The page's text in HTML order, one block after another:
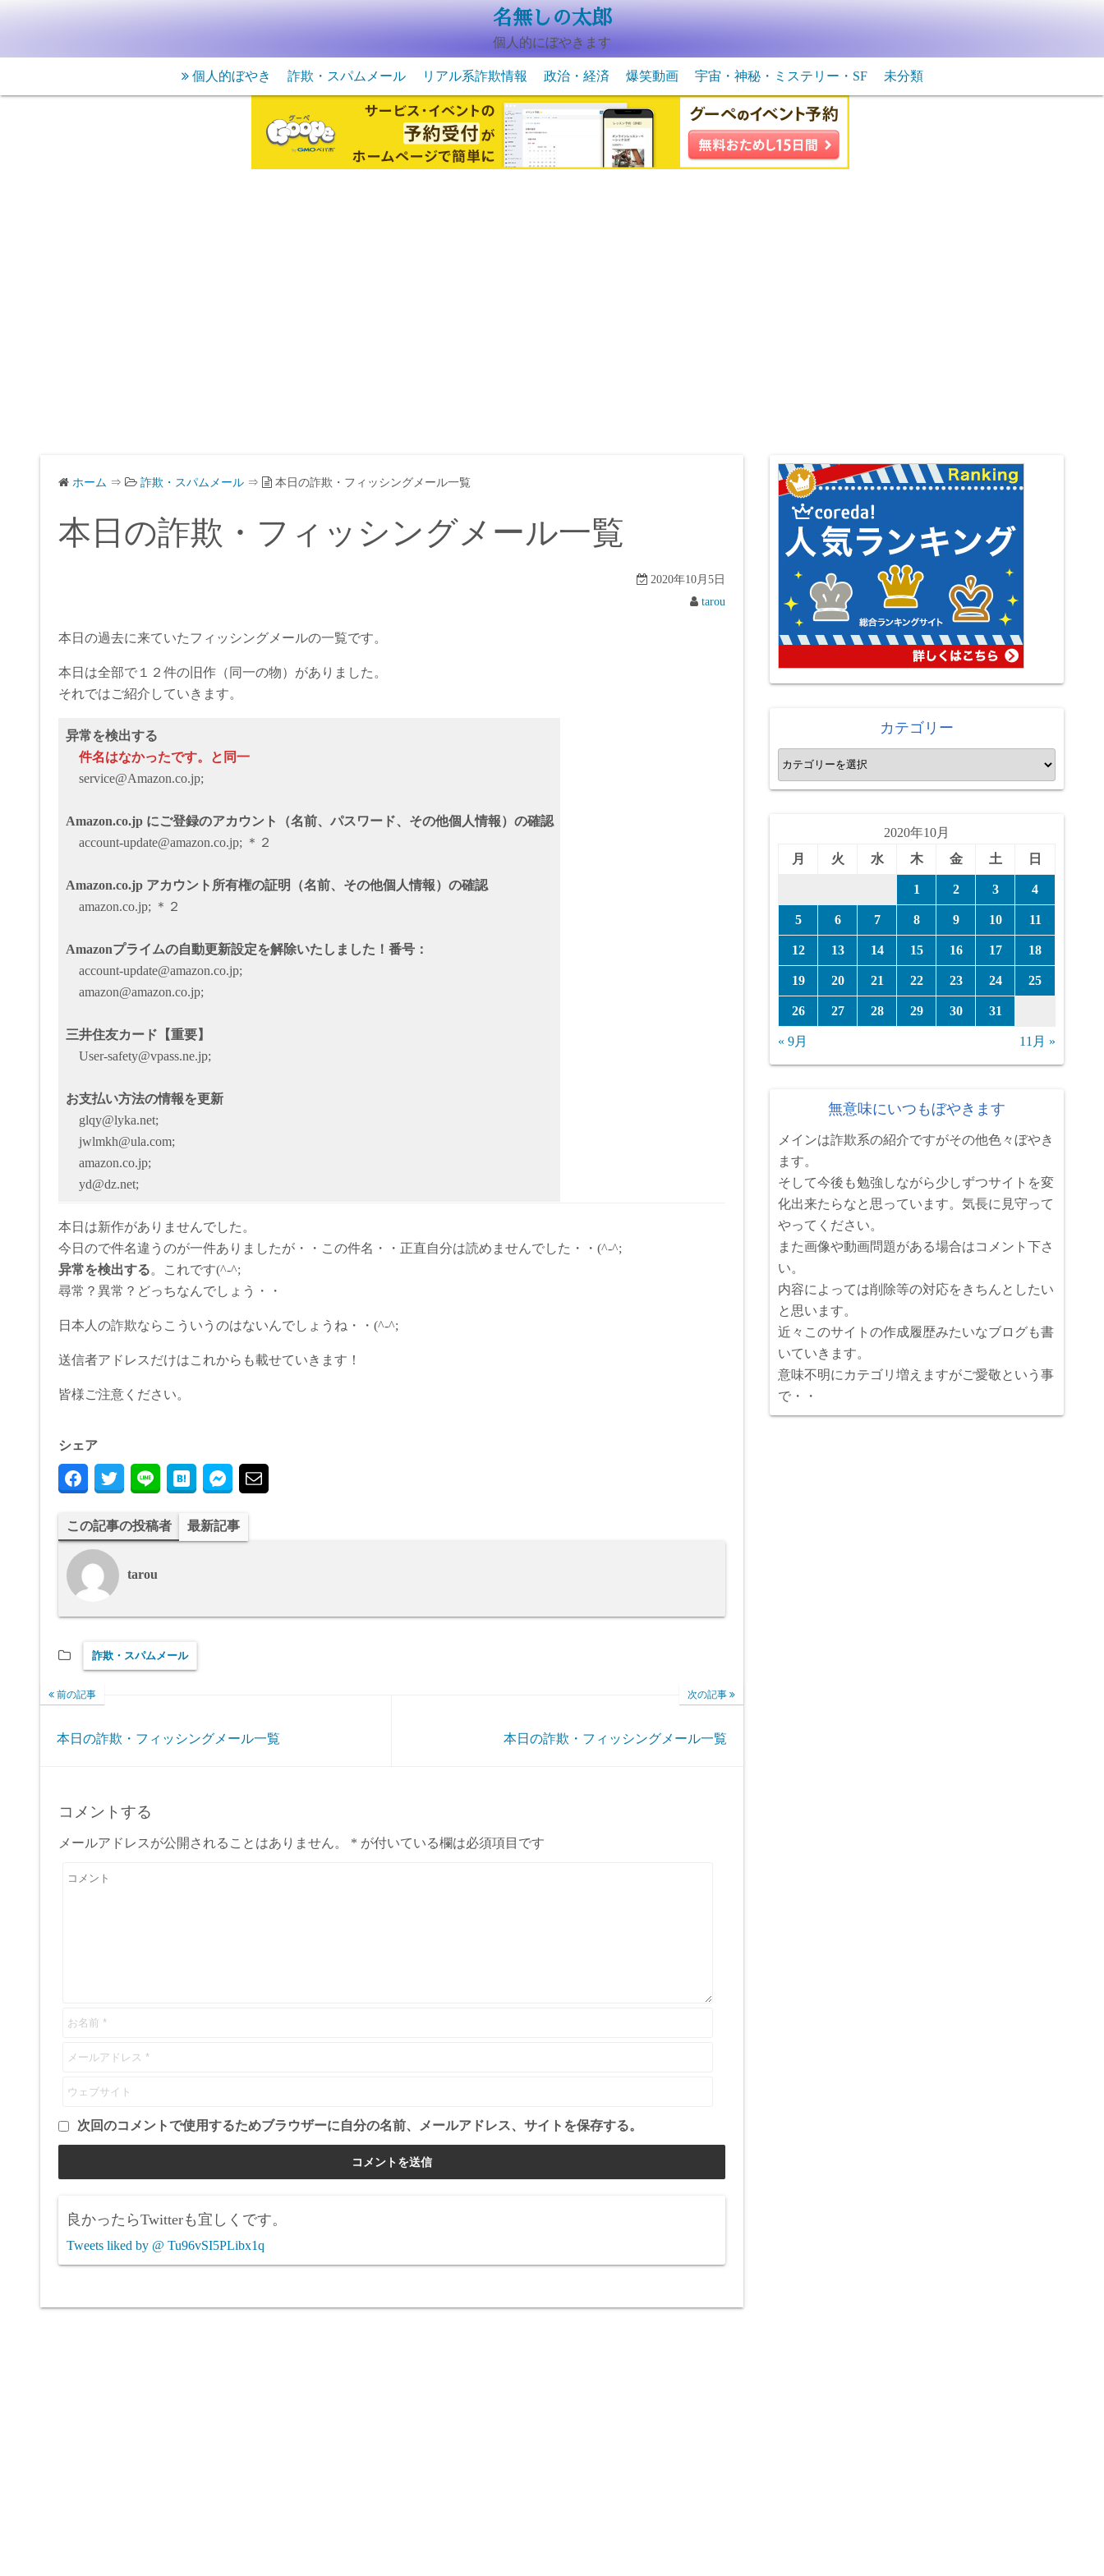
名無しの太郎
個人的にぼやきます
個人的ぼやき 詐欺・スパムメール リアル系詐欺情報 政治・経済 爆笑動画
動物系の爆笑動画
宇宙・神秘・ミステリー・SF
未確認生物・飛行物体
宇宙・ＳＦ
未分類
ホーム ⇒ 詐欺・スパムメール ⇒ 本日の詐欺・フィッシングメール一覧
本日の詐欺・フィッシングメール一覧
2020年10月5日
tarou
本日の過去に来ていたフィッシングメールの一覧です。
本日は全部で１２件の旧作（同一の物）がありました。
それではご紹介していきます。
异常を検出する
件名はなかったです。と同一
service@Amazon.co.jp;
Amazon.co.jp にご登録のアカウント（名前、パスワード、その他個人情報）の確認
account-update@amazon.co.jp; ＊２
Amazon.co.jp アカウント所有権の証明（名前、その他個人情報）の確認
amazon.co.jp; ＊２
Amazonプライムの自動更新設定を解除いたしました！番号：
account-update@amazon.co.jp;
amazon@amazon.co.jp;
三井住友カード【重要】
User-safety@vpass.ne.jp;
お支払い方法の情報を更新
glqy@lyka.net;
jwlmkh@ula.com;
amazon.co.jp;
yd@dz.net;
本日は新作がありませんでした。
今日ので件名違うのが一件ありましたが・・この件名・・正直自分は読めませんでした・・(^-^;
异常を検出する。これです(^-^;
尋常？異常？どっちなんでしょう・・
日本人の詐欺ならこういうのはないんでしょうね・・(^-^;
送信者アドレスだけはこれからも載せていきます！
皆様ご注意ください。
シェア
この記事の投稿者 最新記事
tarou
詐欺・スパムメール
前の記事
本日の詐欺・フィッシングメール一覧
次の記事
本日の詐欺・フィッシングメール一覧
コメントする
メールアドレスが公開されることはありません。 * が付いている欄は必須項目です
次回のコメントで使用するためブラウザーに自分の名前、メールアドレス、サイトを保存する。
良かったらTwitterも宜しくです。
Tweets liked by @ Tu96vSI5PLibx1q
カテゴリー
カ
テ
2020年10月
月
火 水 木 金 土 日
1 2 3 4
5 6 7 8 9 10 11
12 13 14 15 16 17 18
19 20 21 22 23 24 25
26 27 28 29 30 31
« 9月 11月 »
無意味にいつもぼやきます
メインは詐欺系の紹介ですがその他色々ぼやき
ます。
そして今後も勉強しながら少しずつサイトを変
化出来たらなと思っています。気長に見守って
やってください。
また画像や動画問題がある場合はコメント下さ
い。
内容によっては削除等の対応をきちんとしたい
と思います。
近々このサイトの作成履歴みたいなブログも書
いていきます。
意味不明にカテゴリ増えますがご愛敬という事
で・・